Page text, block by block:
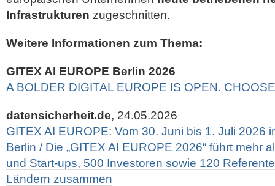
Infrastrukturen zugeschnitten.
Weitere Informationen zum Thema:
GITEX AI EUROPE Berlin 2026
A BOLDER DIGITAL EUROPE IS OPEN.
datensicherheit.de, 24.05.2026
GITEX AI EUROPE: Vom 30. Juni bis 1. Juli 2026
Berlin / Die „GITEX AI EUROPE 2026“ führt mehr
und Start-ups, 500 Investoren sowie 120
Ländern zusammen